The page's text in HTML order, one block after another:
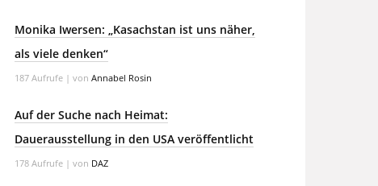
Monika Iwersen: „Kasachstan ist uns näher,
als viele denken“
187 Aufrufe | von Annabel Rosin
Auf der Suche nach Heimat:
Dauerausstellung in den USA veröffentlicht
178 Aufrufe | von DAZ